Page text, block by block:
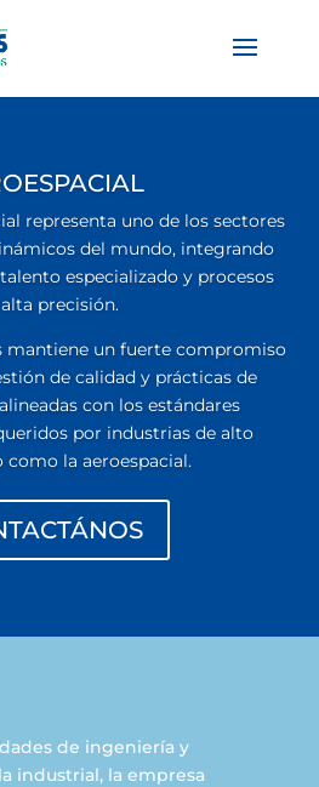
representa uno de los sectores
del mundo, integrando
especializado y procesos
precisión.
mantiene un fuerte compromiso
de calidad y prácticas de
con los estándares
por industrias de alto
como la aeroespacial.
de ingeniería y
industrial, la empresa